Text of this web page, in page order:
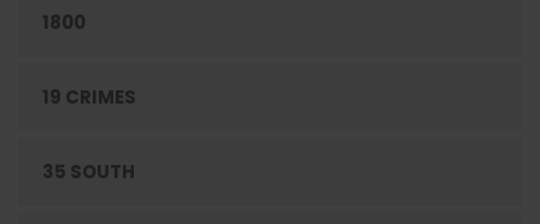
CONFITERÍA
CONGELADOS
CUIDADO PERSONAL
1800
19 CRIMES
35 SOUTH